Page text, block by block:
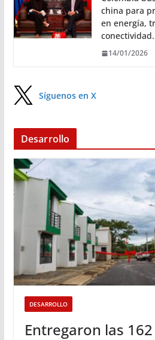
china para
en energía,
conectividad.
14/01/2026
Síguenos en X
Desarrollo
DESARROLLO
Entregaron las